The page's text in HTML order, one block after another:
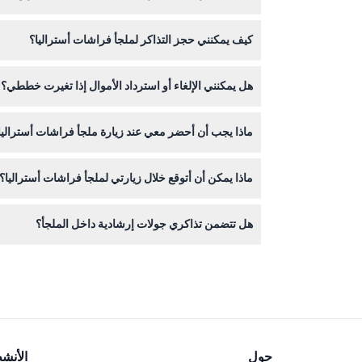
بعربة الأطفال والكراسي المتحركة.
كيف يمكنني حجز التذاكر لملجأ فراشات أستراليا؟
هل يمكنني الإلغاء أو استرداد الأموال إذا تغيرت خططي؟
ماذا يجب أن أحضر معي عند زيارة ملجأ فراشات
ماذا يمكن أن أتوقع خلال زيارتي لملجأ فراشات أستراليا؟
هل تتضمن تذاكري جولات إرشادية داخل الملجأ؟
حول